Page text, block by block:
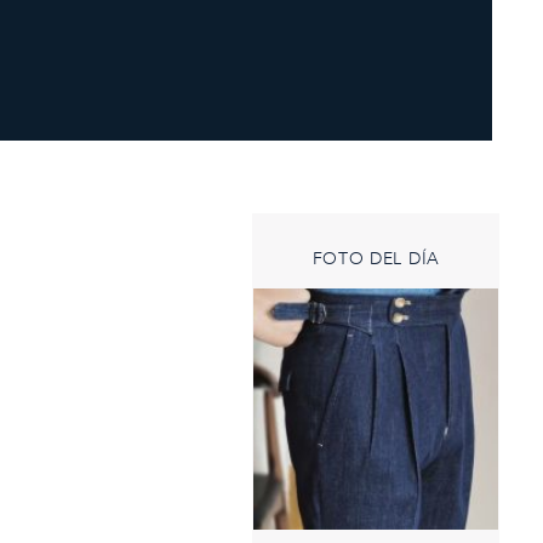
FOTO DEL DÍA